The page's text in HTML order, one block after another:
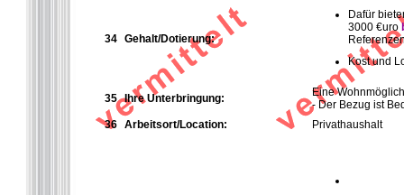
34 Gehalt/Dotierung:
Dafür
3000 €uro
Kost und
35 Ihre Unterbringung:
Eine
- Der Bezug ist
36 Arbeitsort/Location: Privathaushalt